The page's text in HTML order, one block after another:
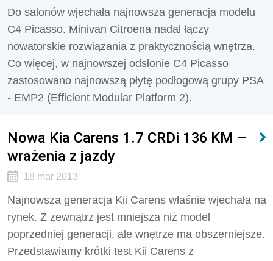
Do salonów wjechała najnowsza generacja modelu
C4 Picasso. Minivan Citroena nadal łączy
nowatorskie rozwiązania z praktycznością wnętrza.
Co więcej, w najnowszej odsłonie C4 Picasso
zastosowano najnowszą płytę podłogową grupy PSA
- EMP2 (Efficient Modular Platform 2).
Nowa Kia Carens 1.7 CRDi 136 KM –
wrażenia z jazdy
18 mar 2013
Najnowsza generacja Kii Carens właśnie wjechała na
rynek. Z zewnątrz jest mniejsza niż model
poprzedniej generacji, ale wnętrze ma obszerniejsze.
Przedstawiamy krótki test Kii Carens z